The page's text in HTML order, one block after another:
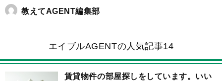
教えてAGENT編集部
エイブルAGENTの人気記事14
賃貸物件の部屋探しをしています。いい